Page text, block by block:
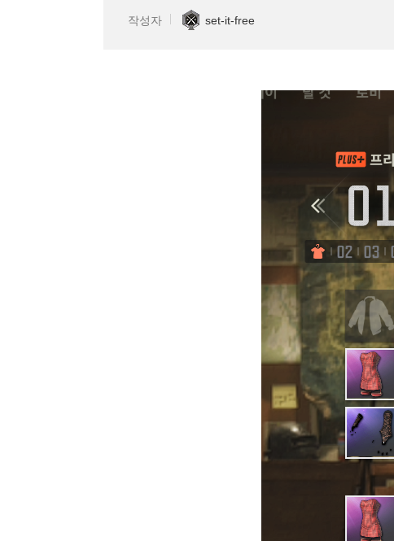
작성자 set-it-free